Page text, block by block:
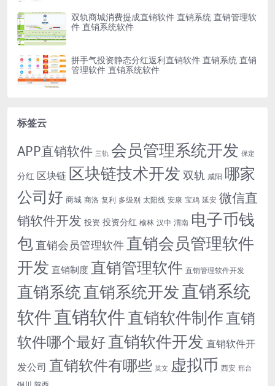
双轨商城消费提成直销软件 直销系统 直销管理软
件 直销系统软件
拼手气投资静态分红返利直销软件 直销系统 直销
管理软件 直销系统软件
标签云
APP直销软件 三轨 会员管理系统开发 保定
分红 区块链 区块链技术开发 双轨 咸阳 哪家
公司好 商城 商洛 复利 多级别 太阳线 安康 宝鸡 延安 微信直
销软件开发 投资 投资分红 榆林 汉中 渭南 电子币钱
包 直销会员管理软件 直销会员管理软件
开发 直销制度 直销管理软件 直销管理软件开发
直销系统直销系统开发直销系统
软件直销软件直销软件制作直销
软件哪个最好直销软件开发 直销软件开
发公司 直销软件有哪些 英文 虚拟币 西安 邢台